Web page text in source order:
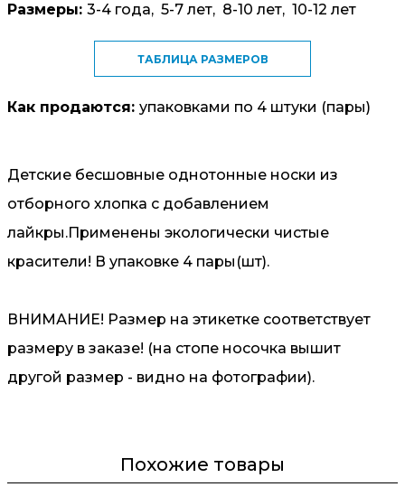
Размеры: 3-4 года, 5-7 лет, 8-10 лет, 10-12 лет
ТАБЛИЦА РАЗМЕРОВ
Как продаются: упаковками по 4 штуки (пары)
Детские бесшовные однотонные носки из
отборного хлопка с добавлением
лайкры.Применены экологически чистые
красители! В упаковке 4 пары(шт).
ВНИМАНИЕ! Размер на этикетке соответствует
размеру в заказе! (на стопе носочка вышит
другой размер - видно на фотографии).
Похожие товары